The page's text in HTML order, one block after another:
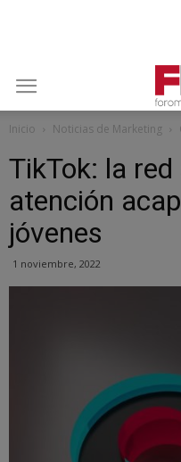
Inicio Noticias de Marketing
TikTok: la
atención
jóvenes
1 noviembre, 2022